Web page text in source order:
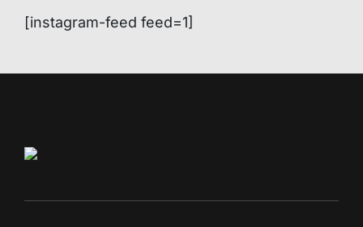
[instagram-feed feed=1]